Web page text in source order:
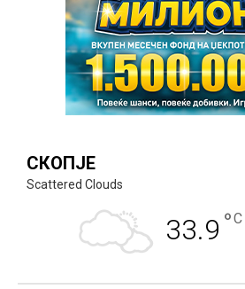
СКОПЈЕ
Scattered Clouds
33.9 °C